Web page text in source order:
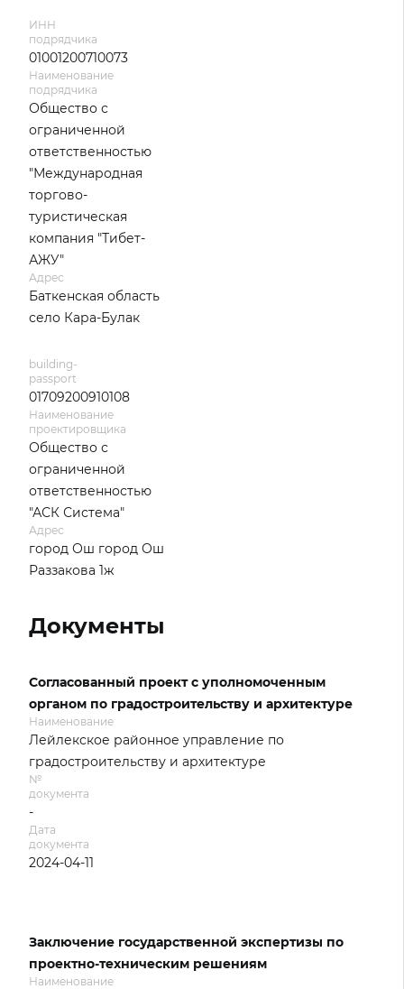
ИНН
подрядчика
01001200710073
Наименование
подрядчика
Общество с
ограниченной
ответственностью
"Международная
торгово-
туристическая
компания "Тибет-
АЖУ"
Адрес
Баткенская область
село Кара-Булак
building-
passport
01709200910108
Наименование
проектировщика
Общество с
ограниченной
ответственностью
"АСК Система"
Адрес
город Ош город Ош
Раззакова 1ж
Документы
Согласованный проект с уполномоченным
органом по градостроительству и архитектуре
Наименование
Лейлекское районное управление по
градостроительству и архитектуре
№
документа
-
Дата
документа
2024-04-11
Заключение государственной экспертизы по
проектно-техническим решениям
Наименование